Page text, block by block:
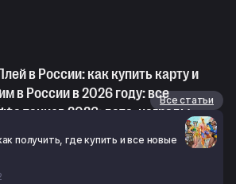
в России: как купить карту и
в России в 2026 году: все
танков 2026: дата, награды,
и промокоды
Все статьи
получить, где купить и все новые